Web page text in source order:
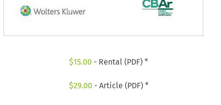
$15.00 - Rental (PDF) *
$29.00 - Article (PDF) *